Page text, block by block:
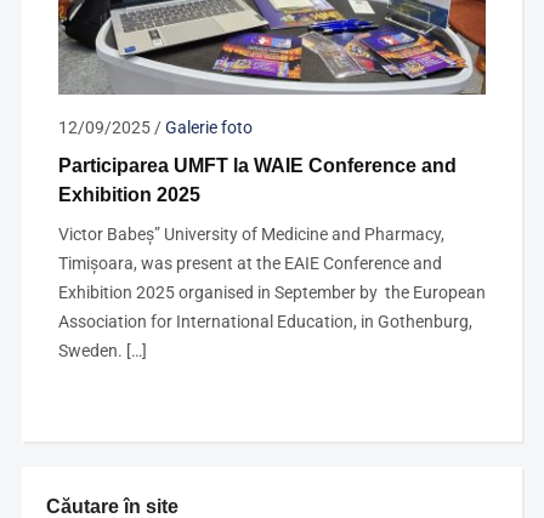
Căutare în site
12/09/2025/Galerie foto
Participarea UMFT la WAIE Conference and
Exhibition 2025
Victor Babeș” University of Medicine and Pharmacy,
Timișoara, was present at the EAIE Conference and
Exhibition 2025 organised in September by the European
Association for International Education, in Gothenburg,
Sweden. […]